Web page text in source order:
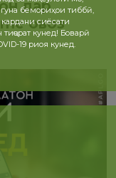
дар
овоз
бемориҳои тиббӣ,
кардани сиёсати
кунед! Боварӣ
19 риоя кунед.